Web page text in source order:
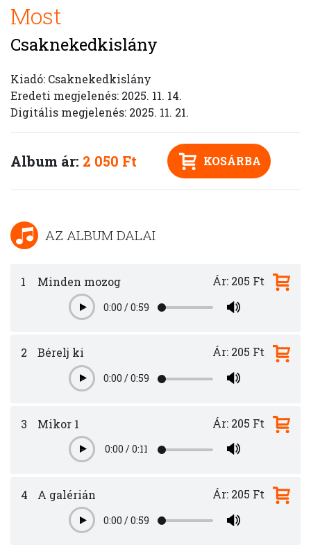
Most
Csaknekedkislány
Kiadó: Csaknekedkislány
Eredeti megjelenés: 2025. 11. 14.
Digitális megjelenés: 2025. 11. 21.
Album ár: 2 050 Ft KOSÁRBA
AZ ALBUM DALAI
1 Minden mozog
Play0:00 /0:59
Ár: 205 Ft
2 Bérelj ki
Play0:00 /0:59
Ár: 205 Ft
3 Mikor 1
Play0:00 /0:11
Ár: 205 Ft
4 A galérián
Play0:00 /0:59
Ár: 205 Ft